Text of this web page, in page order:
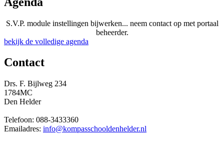
S.V.P. module instellingen bijwerken... neem contact op met portaal
beheerder.
bekijk de volledige agenda
Contact
Drs. F. Bijlweg 234
1784MC
Den Helder
Telefoon: 088-3433360
Emailadres: info@kompasschooldenhelder.nl